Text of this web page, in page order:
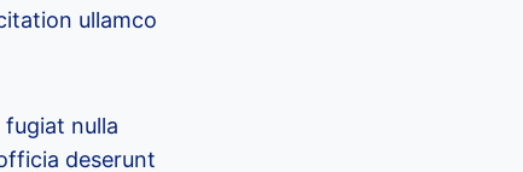
ullamco
nulla
deserunt